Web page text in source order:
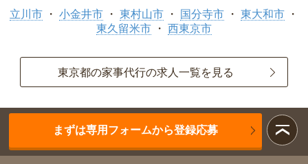
立川市 小金井市 東村山市 国分寺市
東大和市
東久留米市
西東京市
東京都の家事代行の求人一覧を見る
まずは専用フォームから登録応募